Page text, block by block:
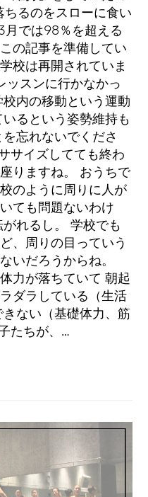
るのをスローに食い
では98％を超える
の記事を準備してい
校は再開されていま
ッスンに行かなかっ
内の移動という運動
るという姿勢維持も
忘れないでくださ
サイズしてても終わ
りますね。 おうちで
のように周りに人が
ても問題ないわけ
れるし。 学校でも
、周りの目っていう
いだろうからね。
力が落ちていて 朝起
ダラしている（生活
ない（基礎体力、筋
たちが、…